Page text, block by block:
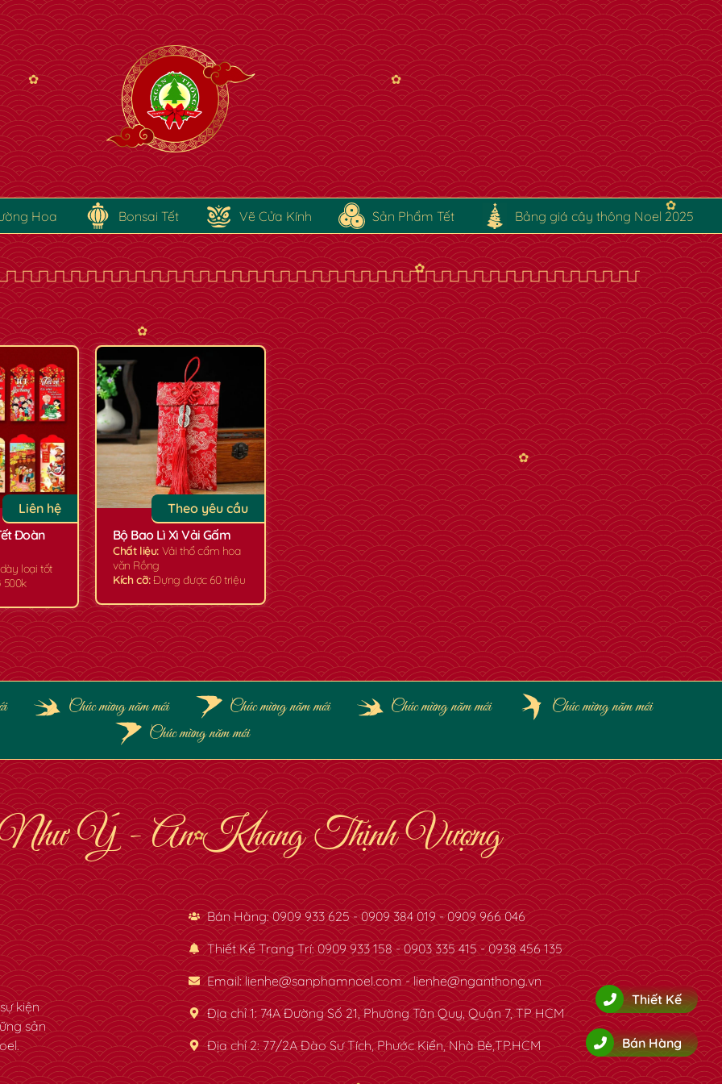
Hoa Bonsai Tết Vẽ Cửa Kính Sản Phẩm Tết Bảng giá cây thông Noel 2025
Liên hệ
Đoàn
loại tốt
Theo yêu cầu
Bộ Bao Lì Xì Vải Gấm
Chất liệu: Vải thổ cẩm hoa
văn Rồng
Kích cỡ:Đựng được 60 triệu
✿
✿
✿
✿
✿
✿
✿
Chúc mừng năm mới Chúc mừng năm mới Chúc mừng năm mới
Chúc mừng năm mới
Chúc mừng năm mới
Ý - An Khang Thịnh Vượng
kiện
sản
Bán Hàng:0909 933 625 - 0909 384 019 - 0909 966 046
Thiết Kế Trang Trí:0909 933 158 - 0903 335 415 - 0938 456 135
Email:lienhe@sanphamnoel.com-lienhe@nganthong.vn
Địa chỉ 1:74A Đường Số 21, Phường Tân Quy, Quận 7, TP HCM
Địa chỉ 2:77/2A Đào Sư Tích, Phước Kiển, Nhà Bè,TP.HCM Bán Hàng
Thiết Kế